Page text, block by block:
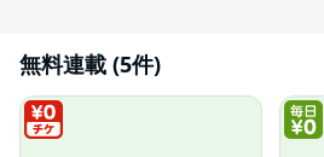
無料連載 (5件)